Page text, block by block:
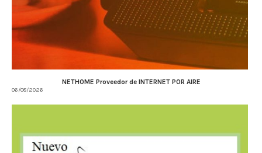
NETHOME Proveedor de INTERNET POR AIRE
06/08/2026